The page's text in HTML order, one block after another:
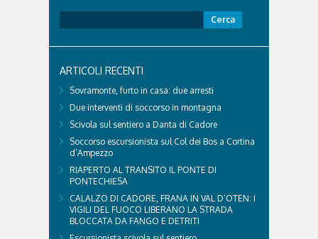
per:
ARTICOLI RECENTI
Sovramonte, furto in casa: due arresti
Due interventi di soccorso in montagna
Scivola sul sentiero a Danta di Cadore
Soccorso escursionista sul Col dei Bos a Cortina
d’Ampezzo
RIAPERTO AL TRANSITO IL PONTE DI
PONTECHIESA
CALALZO DI CADORE, FRANA IN VAL D’OTEN: I
VIGILI DEL FUOCO LIBERANO LA STRADA
BLOCCATA DA FANGO E DETRITI